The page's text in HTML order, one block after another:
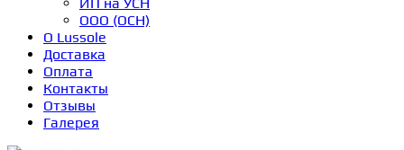
ООО (ОСН)
О Lussole
Доставка
Оплата
Контакты
Отзывы
Галерея